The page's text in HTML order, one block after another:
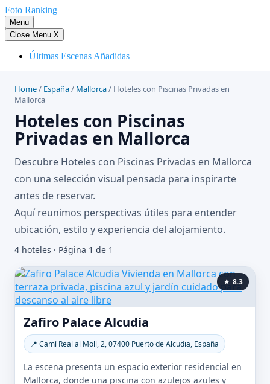
Saltar
al
contenido
Foto Ranking
Menu
Close Menu X
Últimas Escenas Añadidas
Home/ España/ Mallorca/ Hoteles con Piscinas Privadas en
Mallorca
Hoteles con Piscinas
Privadas en Mallorca
Descubre Hoteles con Piscinas Privadas en Mallorca
con una selección visual pensada para inspirarte
antes de reservar.
Aquí reunimos perspectivas útiles para entender
ubicación, estilo y experiencia del alojamiento.
4 hoteles · Página 1 de 1
★ 8.3
Zafiro Palace Alcudia
📍 Camí Real al Moll, 2, 07400 Puerto de Alcudia, España
La escena presenta un espacio exterior residencial en
Mallorca, donde una piscina con azulejos azules y